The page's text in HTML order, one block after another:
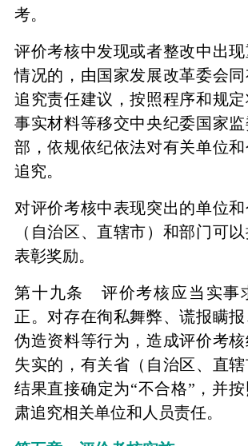
考。
评价考核中发现或者整改中出
情况的，由国家发展改革委会
追究责任建议，按照程序和规
事实材料等移交中央纪委国家
部，依规依纪依法对有关单位
追究。
对评价考核中表现突出的单位
（自治区、直辖市）和部门可
表彰奖励。
第十九条 评价考核应当实事
正。对存在徇私舞弊、谎报瞒报
伪造资料等行为，造成评价考
失实的，有关省（自治区、直
结果直接确定为“不合格”，并
肃追究相关单位和人员责任。